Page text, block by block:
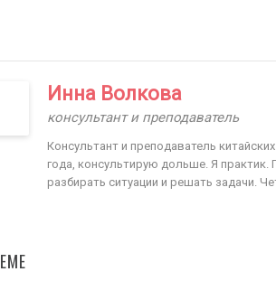
Инна Волкова
консультант и преподаватель
Консультант и преподаватель
года, консультирую дольше. Я
разбирать ситуации и решать задачи.